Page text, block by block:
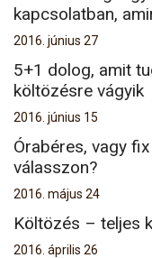
kapcsolatban,
2016. június 27
5+1 dolog, amit
költözésre vágyik
2016. június 15
Órabéres, vagy
válasszon?
2016. május 24
Költözés – teljes
2016. április 26